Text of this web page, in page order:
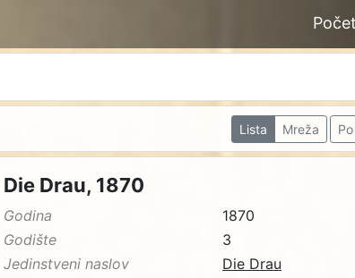
Lista Mreža
Die Drau, 1870
Godina
1870
Godište
3
Jedinstveni naslov
Die Drau